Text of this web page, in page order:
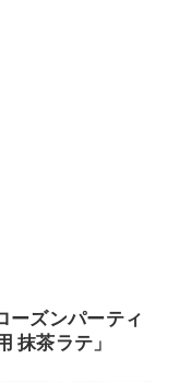
ーズンパーティ
抹茶ラテ」